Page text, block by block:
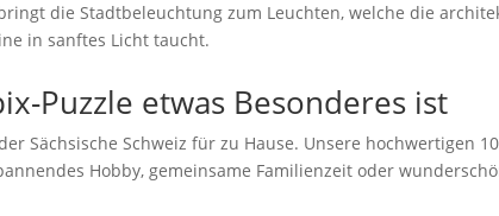
die Stadtbeleuchtung zum Leuchten, welche die
in sanftes Licht taucht.
Puzzle etwas Besonderes ist
Sächsische Schweiz für zu Hause. Unsere hochwertigen
Hobby, gemeinsame Familienzeit oder